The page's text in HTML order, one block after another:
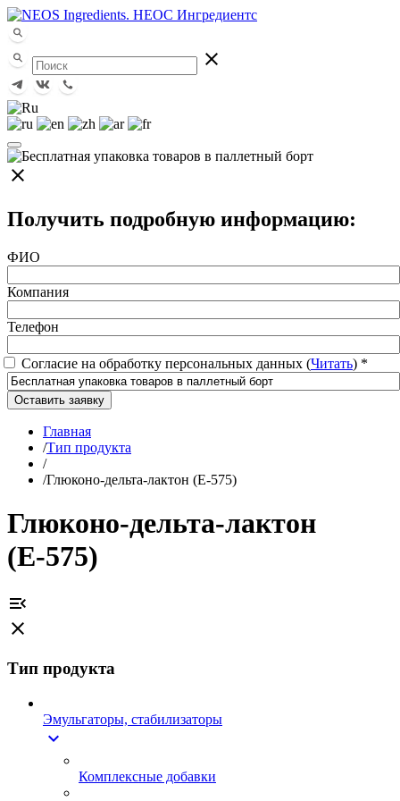
close
close
Получить подробную информацию:
ФИО
Компания
Телефон
Согласие на обработку персональных данных (Читать) *
Оставить заявку
Главная
/Тип продукта
/
/Глюконо-дельта-лактон (Е-575)
Глюконо-дельта-лактон
(Е-575)
menu_open
close
Тип продукта
Эмульгаторы, стабилизаторы
expand_more
Комплексные добавки